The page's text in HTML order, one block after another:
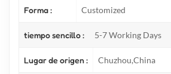
Forma : Customized
tiempo sencillo : 5-7 Working Days
Lugar de origen : Chuzhou,China